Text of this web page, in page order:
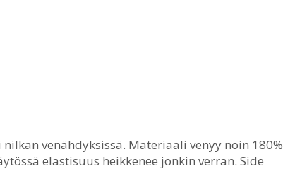
venähdyksissä. Materiaali venyy noin 180%
elastisuus heikkenee jonkin verran. Side